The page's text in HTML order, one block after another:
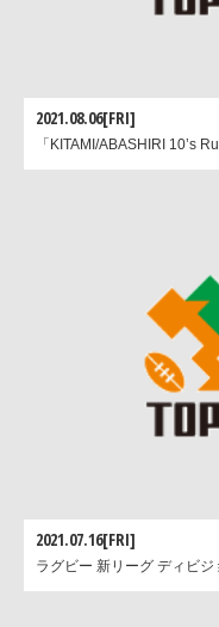
2021.08.06[FRI]
「KITAMI/ABASHIRI 10’s
2021.07.16[FRI]
ラグビー 新リーグ ディビジ